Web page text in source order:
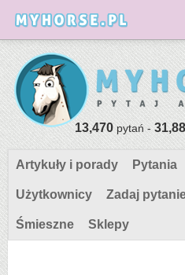
13,470pytań -
Artykuły i porady Pytania
Użytkownicy Zadaj
Śmieszne Sklepy